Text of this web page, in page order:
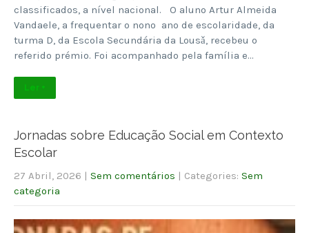
classificados, a nível nacional. O aluno Artur Almeida
Vandaele, a frequentar o nono ano de escolaridade, da
turma D, da Escola Secundária da Lousǎ, recebeu o
referido prémio. Foi acompanhado pela família e…
Ler +
Jornadas sobre Educação Social em Contexto
Escolar
27 Abril, 2026 | Sem comentários | Categories: Sem
categoria